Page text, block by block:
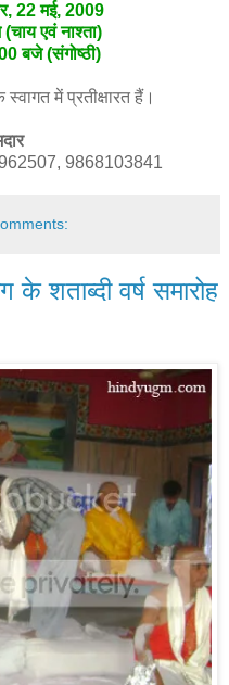
22 मई, 2009
एवं नाश्ता)
बजे (संगोष्ठी)
में प्रतीक्षारत हैं।
9868103841
के शताब्दी वर्ष समारोह